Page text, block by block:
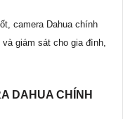
camera Dahua chính
giám sát cho gia đình,
DAHUA CHÍNH